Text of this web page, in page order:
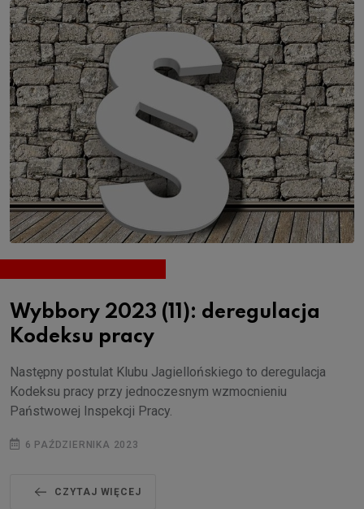
Wybbory 2023 (11): deregulacja
Kodeksu pracy
Następny postulat Klubu Jagiellońskiego to deregulacja
Kodeksu pracy przy jednoczesnym wzmocnieniu
Państwowej Inspekcji Pracy.
6 PAŹDZIERNIKA 2023
CZYTAJ WIĘCEJ